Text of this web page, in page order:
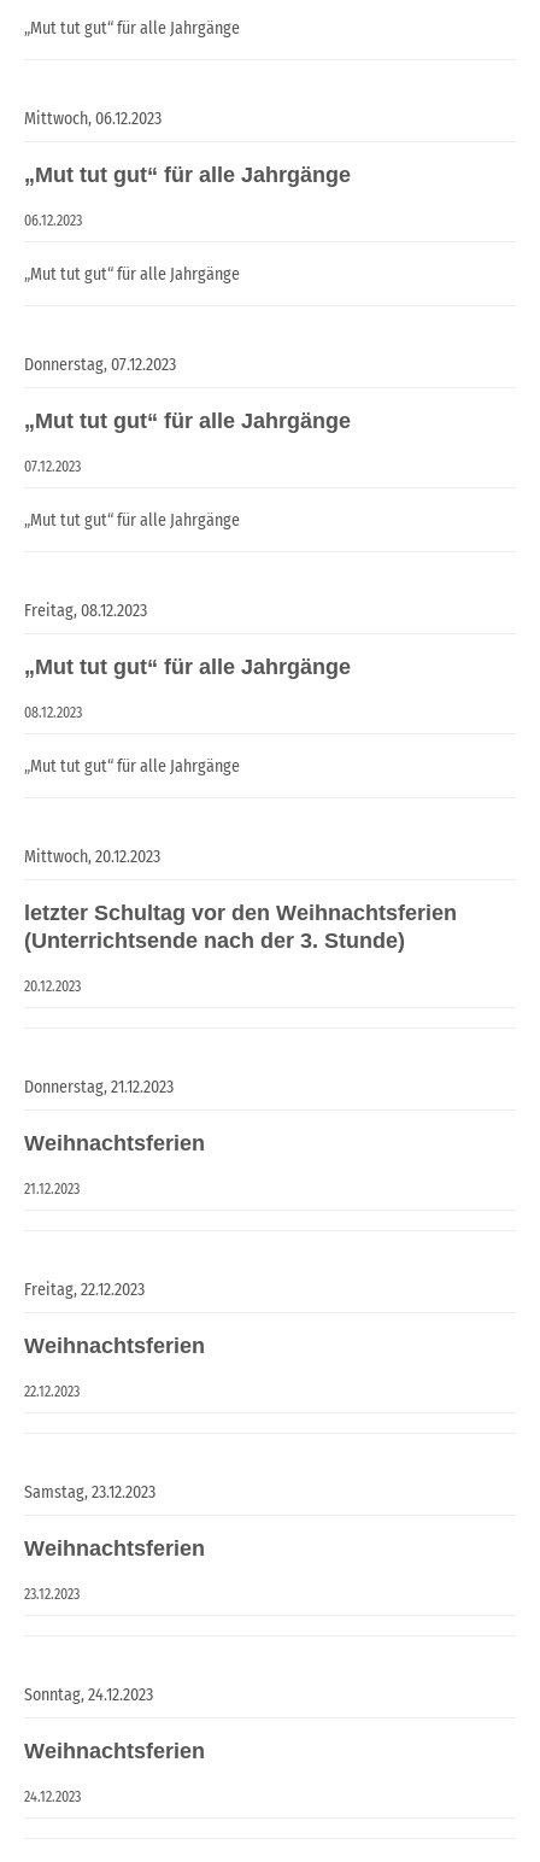
„Mut tut gut“ für alle Jahrgänge
Mittwoch,06.12.2023
„Mut tut gut“ für alle Jahrgänge
06.12.2023
„Mut tut gut“ für alle Jahrgänge
Donnerstag,07.12.2023
„Mut tut gut“ für alle Jahrgänge
07.12.2023
„Mut tut gut“ für alle Jahrgänge
Freitag,08.12.2023
„Mut tut gut“ für alle Jahrgänge
08.12.2023
„Mut tut gut“ für alle Jahrgänge
Mittwoch,20.12.2023
letzter Schultag vor den Weihnachtsferien
(Unterrichtsende nach der 3. Stunde)
20.12.2023
Donnerstag,21.12.2023
Weihnachtsferien
21.12.2023
Freitag,22.12.2023
Weihnachtsferien
22.12.2023
Samstag,23.12.2023
Weihnachtsferien
23.12.2023
Sonntag,24.12.2023
Weihnachtsferien
24.12.2023